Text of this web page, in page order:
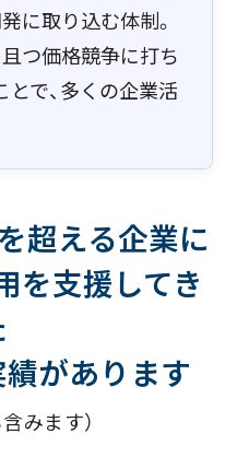
に取り込む体制。
つ価格競争に打ち
で、多くの企業活
超える企業に
を支援してき
があります
みます）